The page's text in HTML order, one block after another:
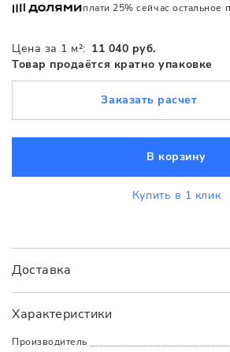
Характеристики
Производитель
Доставка
Доставка
Цена за 1 м²: 11 040 руб.
Товар продаётся кратно упаковке
плати 25% сейчас остальное
В корзину
Купить в 1 клик
Заказать расчет